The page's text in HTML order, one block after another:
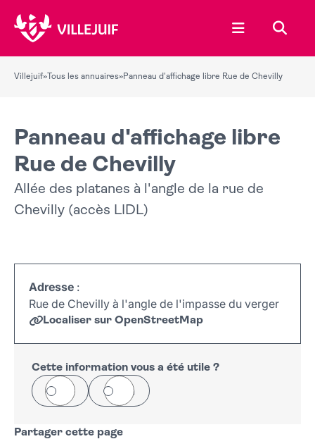
Ouvrir le
Villejuif» Tous les annuaires»Panneau d'affichage libre Rue de Chevilly
Panneau d'affichage libre
Rue de Chevilly
Allée des platanes à l'angle de la rue de
Chevilly (accès LIDL)
Adresse :
Rue de Chevilly à l'angle de l'impasse du verger
Localiser sur OpenStreetMap
+
−
Leaflet
Cette information vous a été utile ?
Oui Non
Partager cette page